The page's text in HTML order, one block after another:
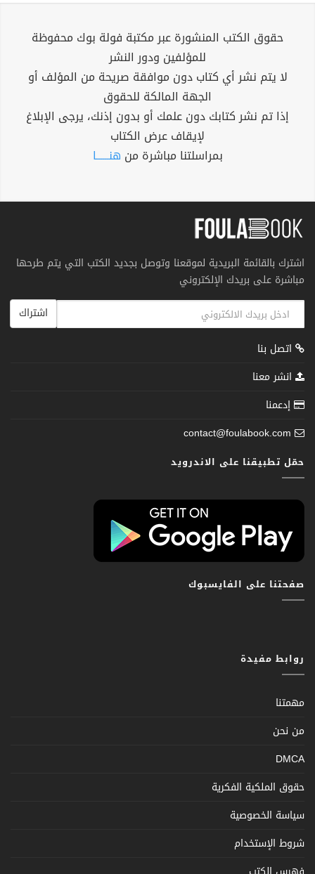
حقوق الكتب المنشورة عبر مكتبة فولة بوك محفوظة
للمؤلفين ودور النشر
لا يتم نشر أي كتاب دون موافقة صريحة من المؤلف أو
الجهة المالكة للحقوق
إذا تم نشر كتابك دون علمك أو بدون إذنك، يرجى الإبلاغ
لإيقاف عرض الكتاب
بمراسلتنا مباشرة من هنــــــا
اشترك بالقائمة البريدية لموقعنا وتوصل بجديد الكتب التي يتم طرحها
مباشرة على بريدك الإلكتروني
اشتراك
اتصل بنا
انشر معنا
إدعمنا
contact@foulabook.com
حمّل تطبيقنا على الاندرويد
صفحتنا على الفايسبوك
روابط مفيدة
مهمتنا
من نحن
DMCA
حقوق الملكية الفكرية
سياسة الخصوصية
شروط الإستخدام